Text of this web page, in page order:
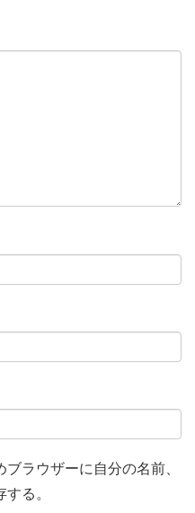
ラウザーに自分の名前、
る。